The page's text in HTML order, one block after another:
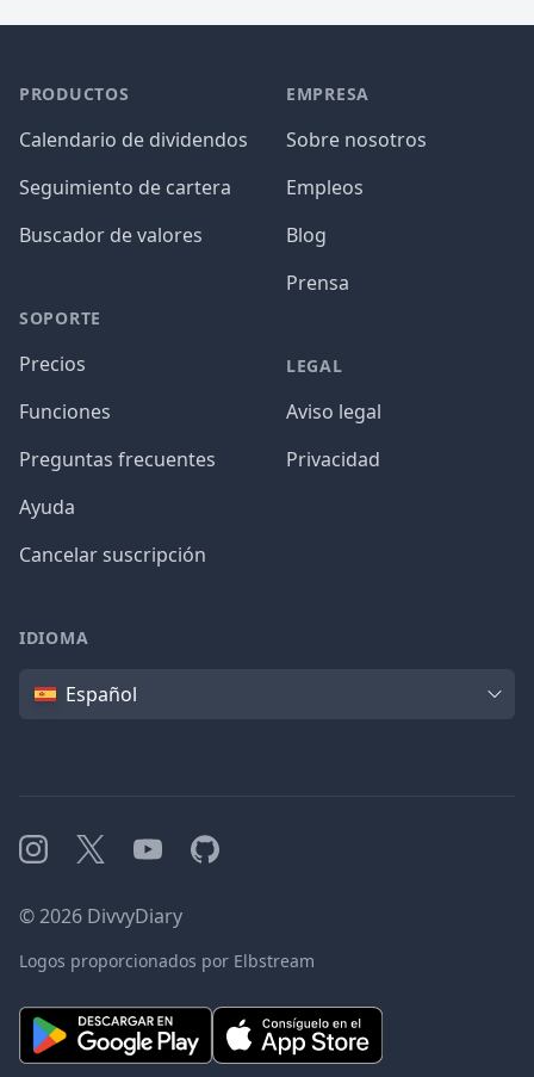
PRODUCTOS
Calendario de dividendos
Seguimiento de cartera
Buscador de valores
SOPORTE
Precios
Funciones
Preguntas frecuentes
Ayuda
Cancelar suscripción
EMPRESA
Sobre nosotros
Empleos
Blog
Prensa
LEGAL
Aviso legal
Privacidad
IDIOMA
IdiomaEspañol
Instagram
X YouTubeGitHub
©2026 DivvyDiary
Logos proporcionados por Elbstream